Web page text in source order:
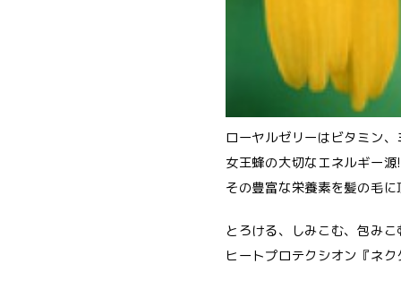
ローヤルゼリーはビタミン
女王蜂の大切なエネルギー源!
その豊富な栄養素を髪の毛
とろける、しみこむ、包みこ
ヒートプロテクシオン『ネ